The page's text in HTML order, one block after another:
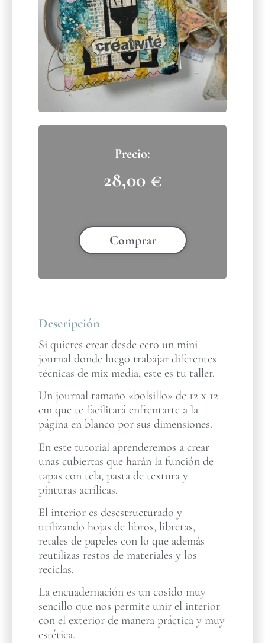
28,00 €
Comprar
Descripción
Si quieres crear desde cero un mini
journal donde luego trabajar diferentes
técnicas de mix media, este es tu taller.
Un journal tamaño «bolsillo» de 12 x 12
cm que te facilitará enfrentarte a la
página en blanco por sus dimensiones.
En este tutorial aprenderemos a crear
unas cubiertas que harán la función de
tapas con tela, pasta de textura y
pinturas acrílicas.
El interior es desestructurado y
utilizando hojas de libros, libretas,
retales de papeles con lo que además
reutilizas restos de materiales y los
reciclas.
La encuadernación es un cosido muy
sencillo que nos permite unir el interior
con el exterior de manera práctica y muy
estética.